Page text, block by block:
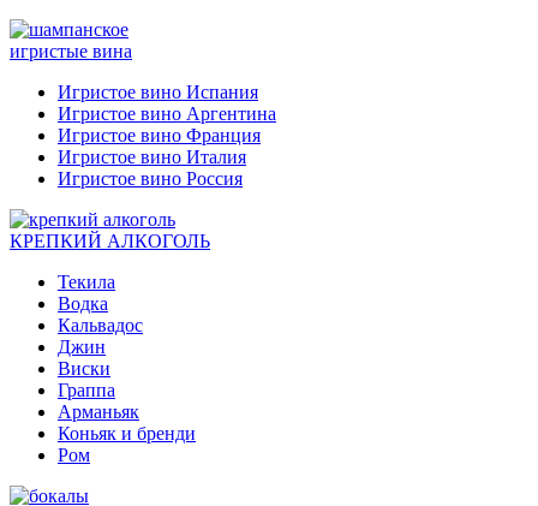
игристые вина
Игристое вино Испания
Игристое вино Аргентина
Игристое вино Франция
Игристое вино Италия
Игристое вино Россия
КРЕПКИЙ АЛКОГОЛЬ
Текила
Водка
Кальвадос
Джин
Виски
Граппа
Арманьяк
Коньяк и бренди
Ром